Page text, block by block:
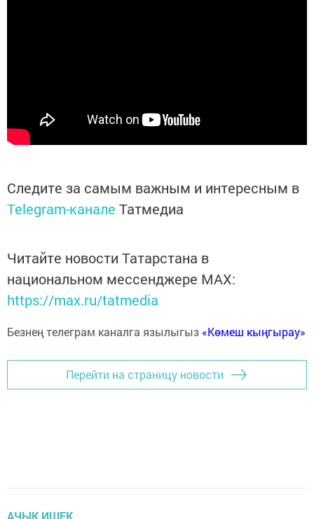
Следите за самым важным и интересным в
Telegram-канале Татмедиа
Читайте новости Татарстана в
национальном мессенджере MАХ:
https://max.ru/tatmedia
Безнең телеграм каналга язылыгыз «Көмеш кыңгырау»
Перейти на страницу новости
АЧЫК ИШЕК